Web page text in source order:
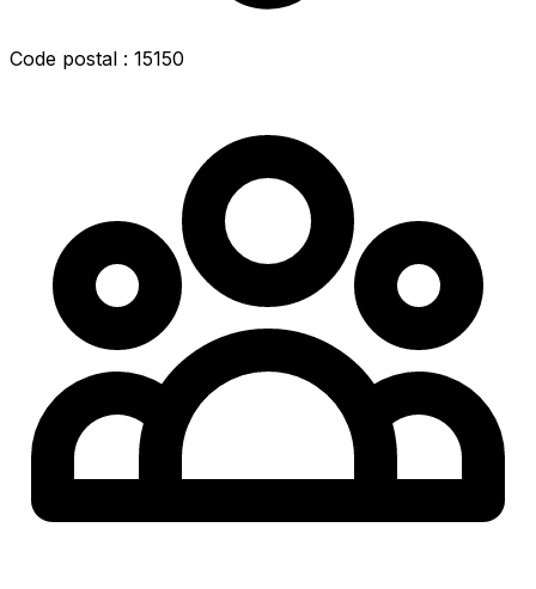
Code postal : 15150